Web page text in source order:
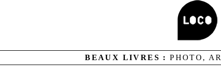
BEAUX LIVRES :PHOTO,